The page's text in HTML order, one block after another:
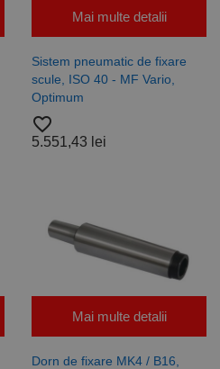
Mai multe detalii
Sistem pneumatic de fixare
scule, ISO 40 - MF Vario,
Optimum
favorite_border
5.551,43 lei
Mai multe detalii
Dorn de fixare MK4 / B16,